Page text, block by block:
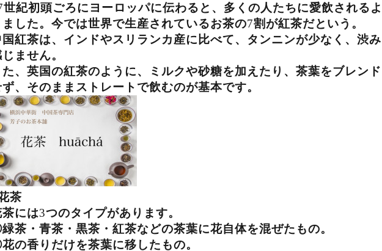
世紀初頭ごろにヨーロッパに伝わると、多くの人たちに愛飲される
ました。今では世界で生産されているお茶の7割が紅茶だという。
国紅茶は、インドやスリランカ産に比べて、タンニンが少なく、渋み
ません。
た、英国の紅茶のように、ミルクや砂糖を加えたり、茶葉をブレンド
、そのままストレートで飲むのが基本です。
茶
には3つのタイプがあります。
茶・青茶・黒茶・紅茶などの茶葉に花自体を混ぜたもの。
の香りだけを茶葉に移したもの。